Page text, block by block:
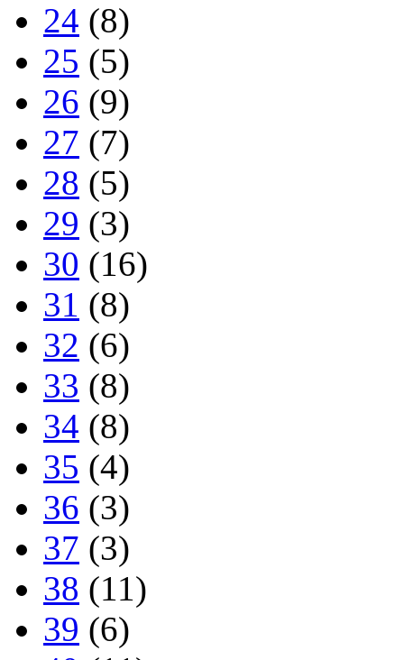
24 (8)
25 (5)
26 (9)
27 (7)
28 (5)
29 (3)
30 (16)
31 (8)
32 (6)
33 (8)
34 (8)
35 (4)
36 (3)
37 (3)
38 (11)
39 (6)